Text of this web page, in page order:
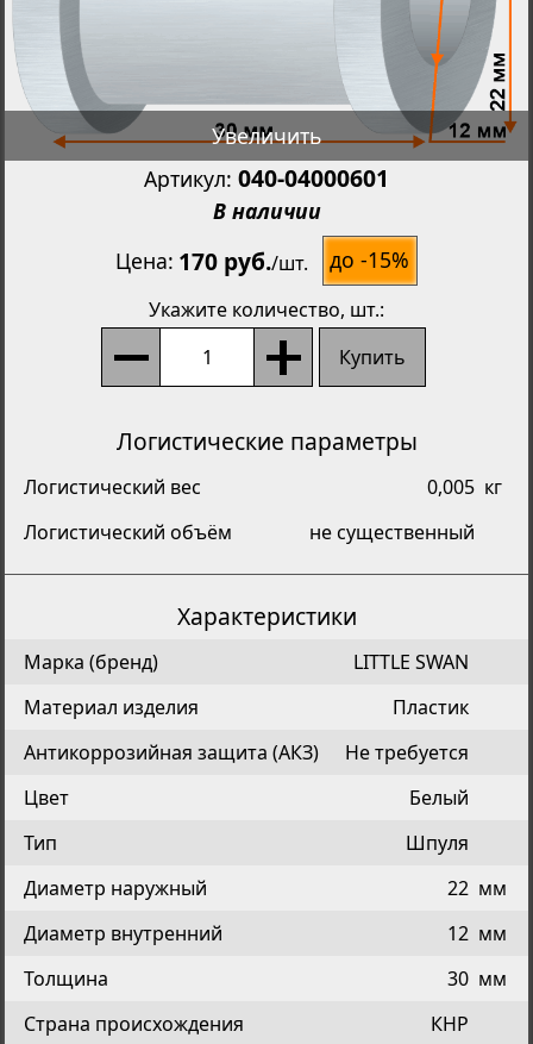
Увеличить
Артикул: 040-04000601
В наличии
Цена 170 руб./шт. до -15%
Укажите количество, шт.:
Купить
Логистические параметры
Логистический вес 0,005 кг
Логистический объём
не существенный
Характеристики
Марка (бренд)
LITTLE SWAN
Материал изделия
Пластик
Антикоррозийная защита (АКЗ)
Не требуется
Цвет
Белый
Тип
Шпуля
Диаметр наружный
22 мм
Диаметр внутренний
12 мм
Толщина
30 мм
Страна происхождения
КНР